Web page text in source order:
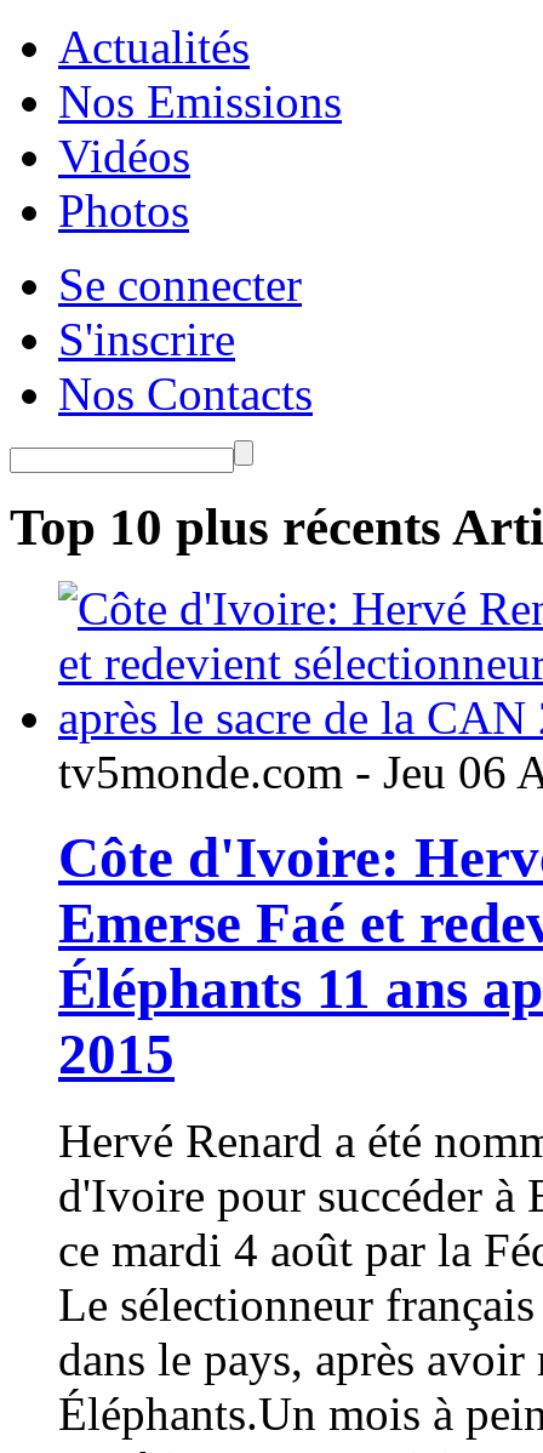
Actualités
Nos Emissions
Vidéos
Photos
Se connecter
S'inscrire
Nos Contacts
Top 10 plus récents
tv5monde.com - Jeu 06
Côte d'Ivoire:
Emerse Faé et
Éléphants 11 ans
2015
Hervé Renard a été
d'Ivoire pour succéder à
ce mardi 4 août par la
Le sélectionneur
dans le pays, après
Éléphants.Un mois à